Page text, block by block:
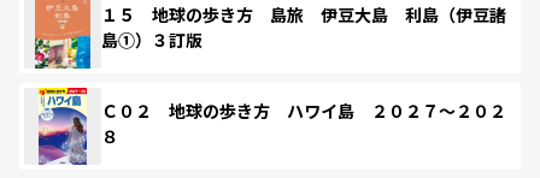
１５ 地球の歩き方 島旅 伊豆大島 利島（伊豆諸
島①）３訂版
Ｃ０２ 地球の歩き方 ハワイ島 ２０２７～２０２
８